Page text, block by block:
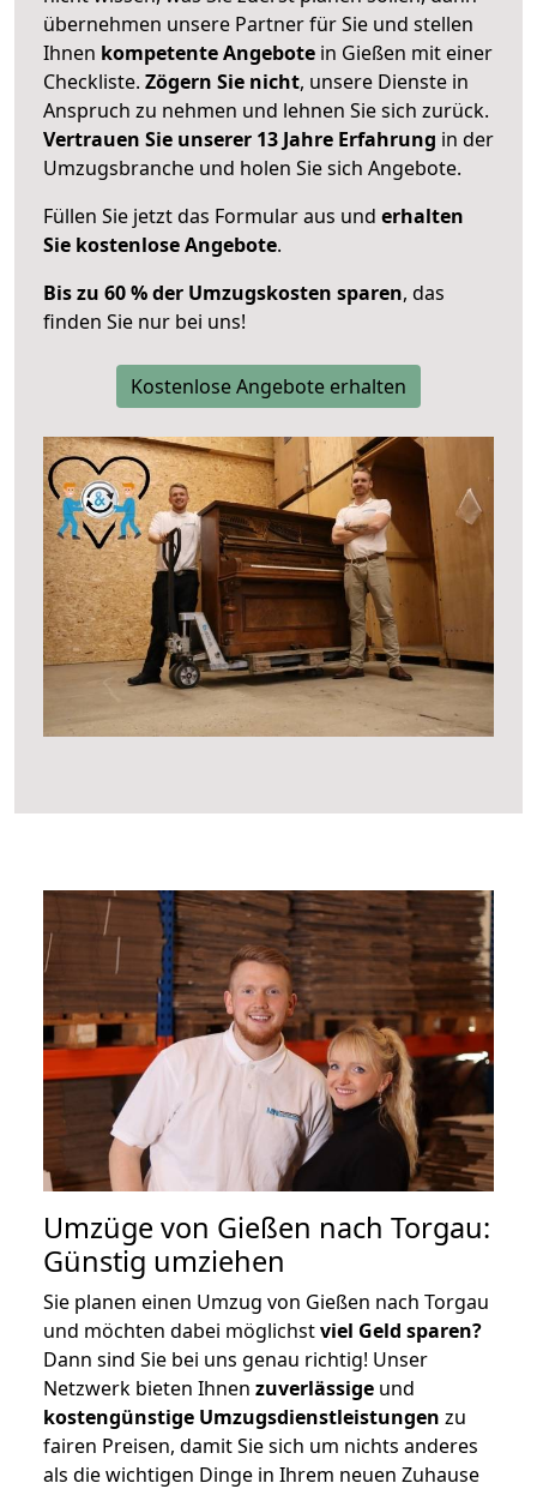
übernehmen unsere Partner für Sie und stellen
Ihnen kompetente Angebote in Gießen mit einer
Checkliste. Zögern Sie nicht, unsere Dienste in
Anspruch zu nehmen und lehnen Sie sich zurück.
Vertrauen Sie unserer 13 Jahre Erfahrung in der
Umzugsbranche und holen Sie sich Angebote.
Füllen Sie jetzt das Formular aus und erhalten
Sie kostenlose Angebote.
Bis zu 60 % der Umzugskosten sparen, das
finden Sie nur bei uns!
Kostenlose Angebote erhalten
Umzüge von Gießen nach Torgau:
Günstig umziehen
Sie planen einen Umzug von Gießen nach Torgau
und möchten dabei möglichstviel Geld sparen?
Dann sind Sie bei uns genau richtig! Unser
Netzwerk bieten Ihnen zuverlässige und
kostengünstige Umzugsdienstleistungen zu
fairen Preisen, damit Sie sich um nichts anderes
als die wichtigen Dinge in Ihrem neuen Zuhause